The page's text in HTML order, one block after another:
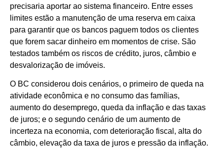
precisaria aportar ao sistema financeiro. Entre esses
limites estão a manutenção de uma reserva em caixa
para garantir que os bancos paguem todos os clientes
que forem sacar dinheiro em momentos de crise. São
testados também os riscos de crédito, juros, câmbio e
desvalorização de imóveis.
O BC considerou dois cenários, o primeiro de queda na
atividade econômica e no consumo das famílias,
aumento do desemprego, queda da inflação e das taxas
de juros; e o segundo cenário de um aumento de
incerteza na economia, com deterioração fiscal, alta do
câmbio, elevação da taxa de juros e pressão da inflação.